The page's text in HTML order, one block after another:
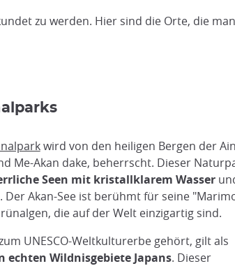
zu werden. Hier sind die Orte, die
wird von den heiligen Bergen der
Me-Akan dake, beherrscht. Dieser
Seen mit kristallklarem Wasser
Der Akan-See ist berühmt für seine
die auf der Welt einzigartig sind.
UNESCO-Weltkulturerbe gehört, gilt als
echten Wildnisgebiete Japans. Dieser